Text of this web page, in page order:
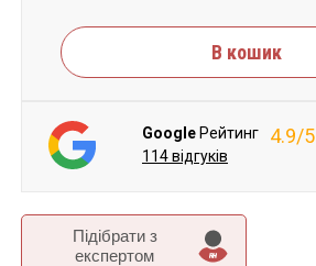
Підібрати з
експертом
В кошик
Google Рейтинг 4.9/5
114 відгуків